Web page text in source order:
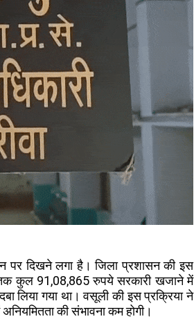
पर दिखने लगा है। जिला प्रशासन की इस
तक कुल 91,08,865 रुपये सरकारी खजाने में
लिया गया था। वसूली की इस प्रक्रिया ने
की संभावना कम होगी।